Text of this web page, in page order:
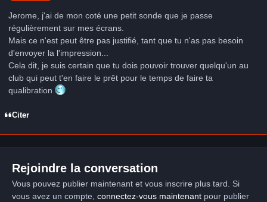
Jerome, j'ai de mon coté une petit sonde que je passe
régulièrement sur mes écrans.
Mais ce n'est peut être pas justifié, tant que tu n'as pas besoin
d'envoyer la l'impression...
Cela dit, je suis certain que tu dois pouvoir trouver quelqu'un au
club qui peut t'en faire le prêt pour le temps de faire ta
qualibration
Citer
Rejoindre la conversation
Vous pouvez publier maintenant et vous inscrire plus tard. Si
vous avez un compte, connectez-vous maintenantpour publier